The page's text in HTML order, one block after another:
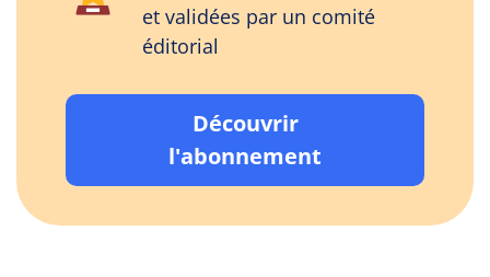
et validées par un comité
éditorial
Découvrir
l'abonnement